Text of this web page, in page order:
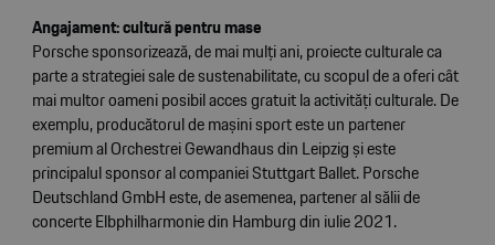
Angajament: cultură pentru mase
Porsche sponsorizează, de mai mulți ani, proiecte culturale ca
parte a strategiei sale de sustenabilitate, cu scopul de a oferi cât
mai multor oameni posibil acces gratuit la activități culturale. De
exemplu, producătorul de mașini sport este un partener
premium al Orchestrei Gewandhaus din Leipzig și este
principalul sponsor al companiei Stuttgart Ballet. Porsche
Deutschland GmbH este, de asemenea, partener al sălii de
concerte Elbphilharmonie din Hamburg din iulie 2021.